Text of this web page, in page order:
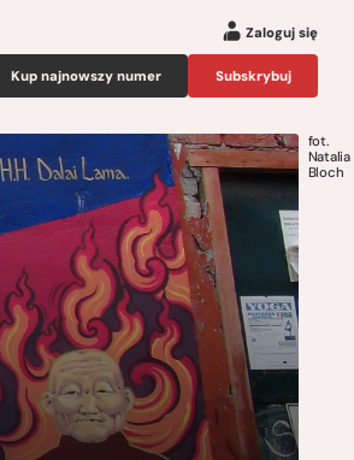
Zaloguj się
Kup najnowszy numer Subskrybuj
fot.
Natalia
Bloch